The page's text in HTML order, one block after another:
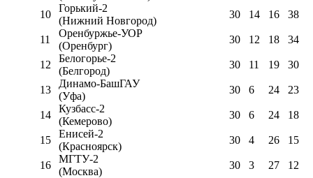
10
Горький-2
(Нижний Новгород)
30 14 16 38
11
Оренбуржье-УОР
(Оренбург)
30 12 18 34
12
Белогорье-2
(Белгород)
30 11 19 30
13
Динамо-БашГАУ
(Уфа)
30 6 24 23
14
Кузбасс-2
(Кемерово)
30 6 24 18
15
Енисей-2
(Красноярск)
30 4 26 15
16
МГТУ-2
(Москва)
30 3 27 12